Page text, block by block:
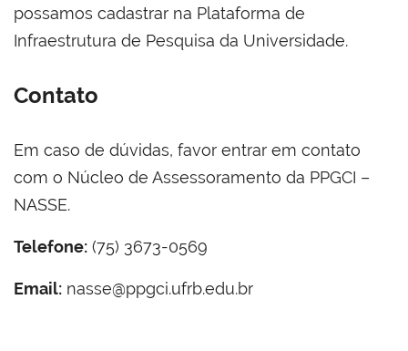
possamos cadastrar na Plataforma de
Infraestrutura de Pesquisa da Universidade.
Contato
Em caso de dúvidas, favor entrar em contato
com o Núcleo de Assessoramento da PPGCI –
NASSE.
Telefone: (75) 3673-0569
Email: nasse@ppgci.ufrb.edu.br